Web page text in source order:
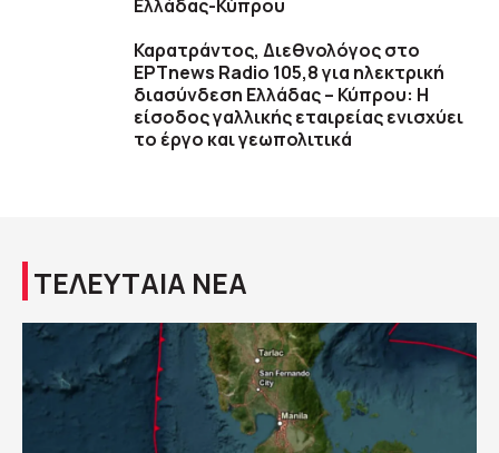
Ελλάδας-Κύπρου
Καρατράντος, Διεθνολόγος στο
ΕΡΤnews Radio 105,8 για ηλεκτρική
διασύνδεση Ελλάδας – Κύπρου: Η
είσοδος γαλλικής εταιρείας ενισχύει
το έργο και γεωπολιτικά
ΤΕΛΕΥΤΑΙΑ ΝΕΑ